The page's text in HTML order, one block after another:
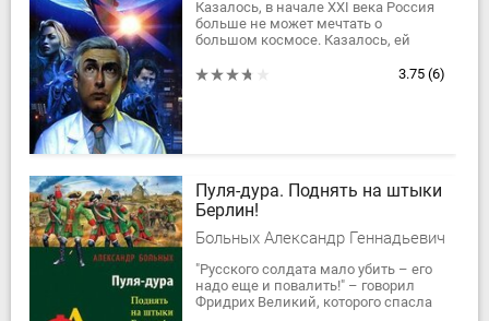
Казалось, в начале XXI века Россия
больше не может мечтать о
большом космосе. Казалось, ей
амбициями великой космической
3.75 (6)
Пуля-дура. Поднять на штыки
Берлин!
Больных Александр Геннадьевич
"Русского солдата мало убить – его
надо еще и повалить!" – говорил
Фридрих Великий, которого спасла